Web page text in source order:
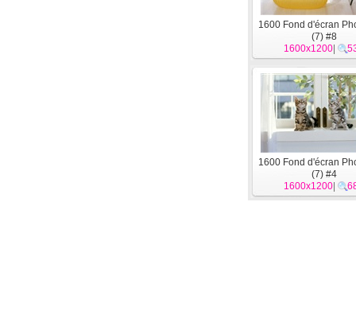
1600 Fond d'écran
(7) #8
1600x1200
1600 Fond d'écran
(7) #4
1600x1200